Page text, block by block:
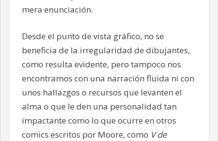
mera enunciación.
Desde el punto de vista gráfico, no se
beneficia de la irregularidad de dibujantes,
como resulta evidente, pero tampoco nos
encontramos con una narración fluida ni con
unos hallazgos o recursos que levanten el
alma o que le den una personalidad tan
impactante como lo que ocurre en otros
comics escritos por Moore, como V de